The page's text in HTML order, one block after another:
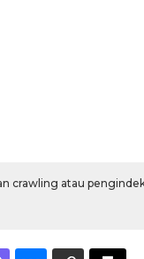
crawling atau